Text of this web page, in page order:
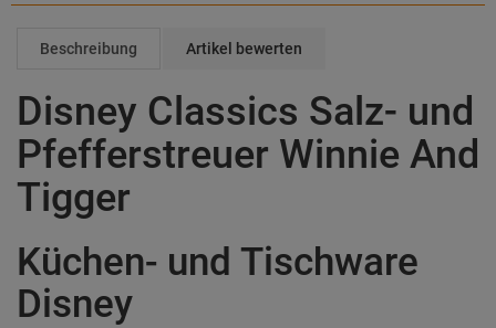
Beschreibung Artikel bewerten
Disney Classics Salz- und
Pfefferstreuer Winnie And
Tigger
Küchen- und Tischware
Disney